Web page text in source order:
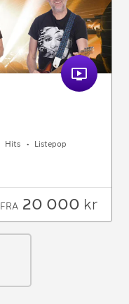
Hits Listepop
FRA 20 000 kr